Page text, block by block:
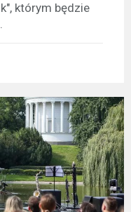
którym będzie